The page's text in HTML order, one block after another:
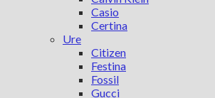
Casio
Certina
Ure
Citizen
Festina
Fossil
Gucci